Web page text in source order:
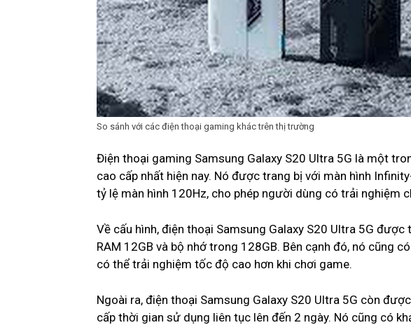
So sánh với các điện thoại gaming khác trên thị trường
Điện thoại gaming Samsung Galaxy S20 Ultra 5G là một
cao cấp nhất hiện nay. Nó được trang bị với màn hình
tỷ lệ màn hình 120Hz, cho phép người dùng có trải nghiệm
Về cấu hình, điện thoại Samsung Galaxy S20 Ultra 5G được
RAM 12GB và bộ nhớ trong 128GB. Bên cạnh đó, nó cũng
có thể trải nghiệm tốc độ cao hơn khi chơi game.
Ngoài ra, điện thoại Samsung Galaxy S20 Ultra 5G còn
cấp thời gian sử dụng liên tục lên đến 2 ngày. Nó cũng có